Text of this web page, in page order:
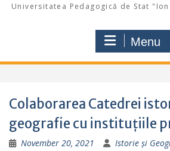
Universitatea Pedagogică de Stat
Menu
Colaborarea Catedrei
geografie cu instituțiile
November 20, 2021 Istorie și